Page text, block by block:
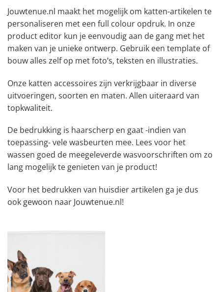
Jouwtenue.nl maakt het mogelijk om katten-artikelen te
personaliseren met een full colour opdruk. In onze
product editor kun je eenvoudig aan de gang met het
maken van je unieke ontwerp. Gebruik een template of
bouw alles zelf op met foto’s, teksten en illustraties.
Onze katten accessoires zijn verkrijgbaar in diverse
uitvoeringen, soorten en maten. Allen uiteraard van
topkwaliteit.
De bedrukking is haarscherp en gaat -indien van
toepassing- vele wasbeurten mee. Lees voor het
wassen goed de meegeleverde wasvoorschriften om zo
lang mogelijk te genieten van je product!
Voor het bedrukken van huisdier artikelen ga je dus
ook gewoon naar Jouwtenue.nl!